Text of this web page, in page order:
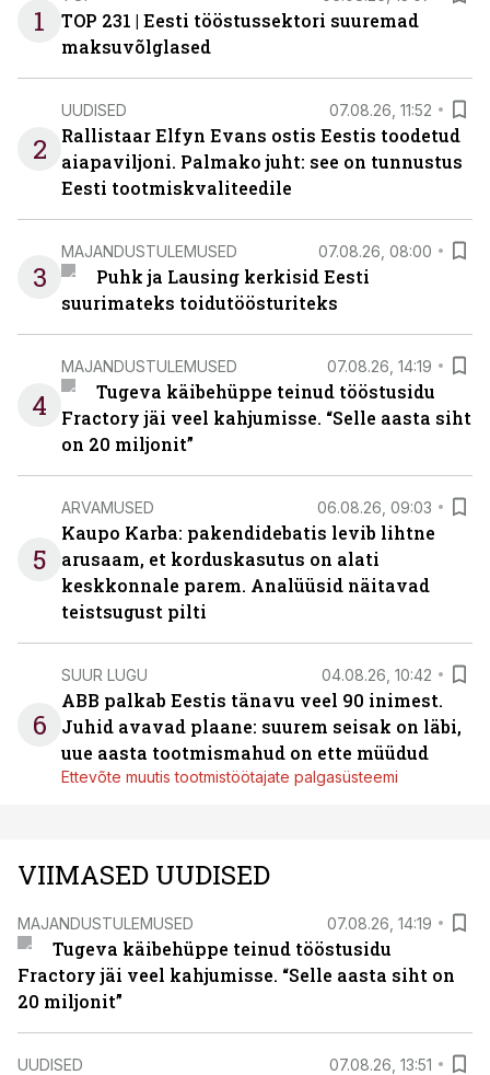
1
TOP 231 | Eesti tööstussektori suuremad
maksuvõlglased
2
UUDISED 07.08.26, 11:52
Rallistaar Elfyn Evans ostis Eestis toodetud
aiapaviljoni. Palmako juht: see on tunnustus
Eesti tootmiskvaliteedile
3
MAJANDUSTULEMUSED 07.08.26, 08:00
Puhk ja Lausing kerkisid Eesti
suurimateks toidutöösturiteks
4
MAJANDUSTULEMUSED 07.08.26, 14:19
Tugeva käibehüppe teinud tööstusidu
Fractory jäi veel kahjumisse. “Selle aasta siht
on 20 miljonit”
5
ARVAMUSED 06.08.26, 09:03
Kaupo Karba: pakendidebatis levib lihtne
arusaam, et korduskasutus on alati
keskkonnale parem. Analüüsid näitavad
teistsugust pilti
6
SUUR LUGU 04.08.26, 10:42
ABB palkab Eestis tänavu veel 90 inimest.
Juhid avavad plaane: suurem seisak on läbi,
uue aasta tootmismahud on ette müüdud
Ettevõte muutis tootmistöötajate palgasüsteemi
VIIMASED UUDISED
MAJANDUSTULEMUSED 07.08.26, 14:19
Tugeva käibehüppe teinud tööstusidu
Fractory jäi veel kahjumisse. “Selle aasta siht on
20 miljonit”
UUDISED 07.08.26, 13:51